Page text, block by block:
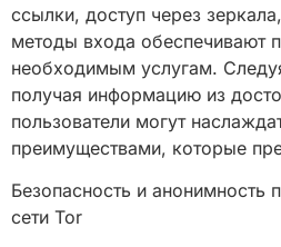
ссылки, доступ через
методы входа обеспечивают
необходимым услугам.
получая информацию из
пользователи могут
преимуществами, которые
Безопасность и анонимность
сети Tor